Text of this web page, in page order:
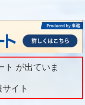
ト が出ていま
イト